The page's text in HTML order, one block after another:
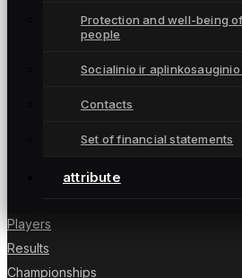
Protection and well-being
people
Socialinio ir
Contacts
Set of financial statements
attribute
Moterų futbolo klubas „Gintra“ –
Lietuvai UEFA moterų Čempionių lygoje.
Players
Results
Championships